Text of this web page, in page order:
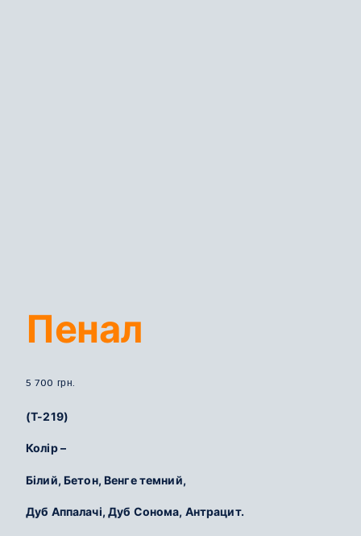
Пенал
5 700 грн.
(Т-219)
Колір –
Білий, Бетон, Венге темний,
Дуб Аппалачі, Дуб Сонома, Антрацит.